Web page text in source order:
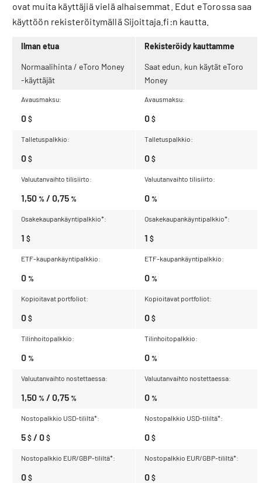
ovat muita käyttäjiä vielä alhaisemmat. Edut eTorossa saa
käyttöön rekisteröitymällä Sijoittaja.fi:n kautta.
Ilman etua
Normaalihinta / eToro Money
-käyttäjät
0 $
0 $
1,50 % / 0,75 %
1 $
0 %
0 $
0 %
1,50 % / 0,75 %
5 $/ 0 $
0 $
Rekisteröidy kauttamme
Saat edun, kun käytät eToro
Money
0 $
0 $
0 %
1 $
0 %
0 $
0 %
0 %
0 $
0 $